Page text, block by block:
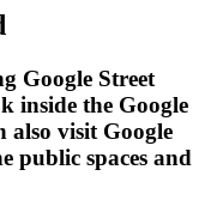
Google Street
inside the Google
also visit Google
public spaces and